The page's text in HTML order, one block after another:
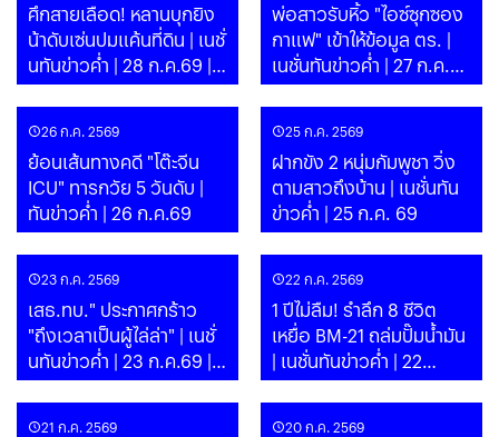
ศึกสายเลือด! หลานบุกยิง
น้าดับเซ่นปมแค้นที่ดิน | เนชั่
นทันข่าวค่ำ | 28 ก.ค.69 |
PART
พ่อสาวรับหิ้ว "ไอซ์ซุกซอง
กาแฟ" เข้าให้ข้อมูล ตร. |
เนชั่นทันข่าวค่ำ | 27 ก.ค.69
| PART
26 ก.ค. 2569
ย้อนเส้นทางคดี "โต๊ะจีน
ICU" ทารกวัย 5 วันดับ |
ทันข่าวค่ำ | 26 ก.ค.69
25 ก.ค. 2569
ฝากขัง 2 หนุ่มกัมพูชา วิ่ง
ตามสาวถึงบ้าน | เนชั่นทัน
ข่าวค่ำ | 25 ก.ค. 69
23 ก.ค. 2569
เสธ.ทบ." ประกาศกร้าว
"ถึงเวลาเป็นผู้ไล่ล่า" | เนชั่
นทันข่าวค่ำ | 23 ก.ค.69 |
PART
22 ก.ค. 2569
1 ปีไม่ลืม! รำลึก 8 ชีวิต
เหยื่อ BM-21 ถล่มปั๊มน้ำมัน
| เนชั่นทันข่าวค่ำ | 22
ก.ค.69 | PART
21 ก.ค. 2569 20 ก.ค. 2569